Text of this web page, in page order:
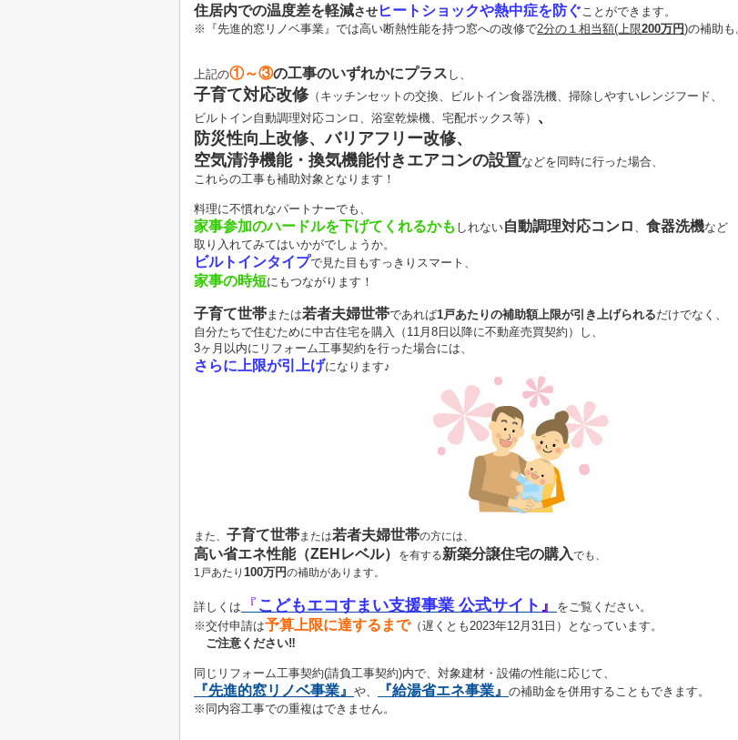
住居内での温度差を軽減させ ヒートショックや熱中症を防ぐことができます。
※『先進的窓リノベ事業』では高い断熱性能を持つ窓への改修で2分の１相当額(上限200万円)の補助も
上記の①～③の工事のいずれかにプラス し、
子育て対応改修（キッチンセットの交換、ビルトイン食器洗機、掃除しやすいレンジフード、
ビルトイン自動調理対応コンロ、浴室乾燥機、宅配ボックス等）
、
防災性向上改修、バリアフリー改修、
空気清浄機能・換気機能付きエアコンの設置などを同時に行った場合、
これらの工事も補助対象となります！
料理に不慣れなパートナーでも、
家事参加のハードルを下げてくれるかも しれない自動調理対応コンロ 、 食器洗機など
取り入れてみてはいかがでしょうか。
ビルトインタイプで見た目もすっきりスマート、
家事の時短にもつながります！
子育て世帯または若者夫婦世帯であれば1戸あたりの補助額上限が引き上げられるだけでなく、
自分たちで住むために中古住宅を購入（11月8日以降に不動産売買契約）し、
3ヶ月以内にリフォーム工事契約を行った場合には、
さらに上限が引上げになります♪
また、 子育て世帯または若者夫婦世帯の方には、
高い省エネ性能（ZEHレベル） を有する新築分譲住宅の購入でも、
1戸あたり 100万円の補助があります。
詳しくは 『 こどもエコすまい支援事業 公式サイト 』
をご覧ください。
※交付申請は予算上限に達するまで（遅くとも2023年12月31日）となっています。
ご注意ください‼
同じリフォーム工事契約(請負工事契約)内で、対象建材・設備の性能に応じて、
『先進的窓リノベ事業』 や、 『給湯省エネ事業』 の補助金を併用することもできます。
※同内容工事での重複はできません。